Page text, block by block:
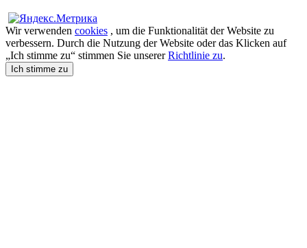
Wir verwenden cookies , um die Funktionalität der Website zu
verbessern. Durch die Nutzung der Website oder das Klicken auf
„Ich stimme zu“ stimmen Sie unsererRichtlinie zu.
Ich stimme zu